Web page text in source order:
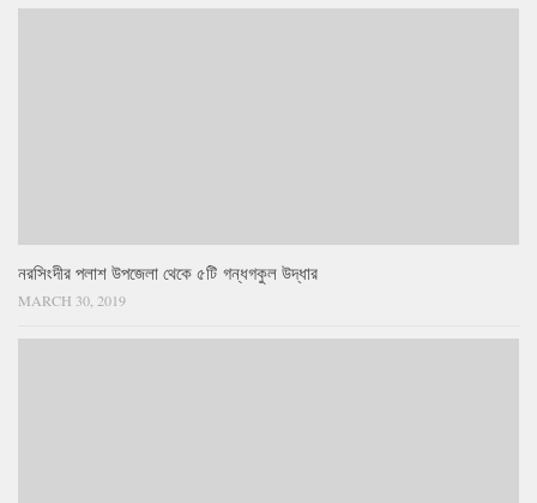
নরসিংদীর পলাশ উপজেলা থেকে ৫টি গন্ধগকুল উদ্ধার
MARCH 30, 2019